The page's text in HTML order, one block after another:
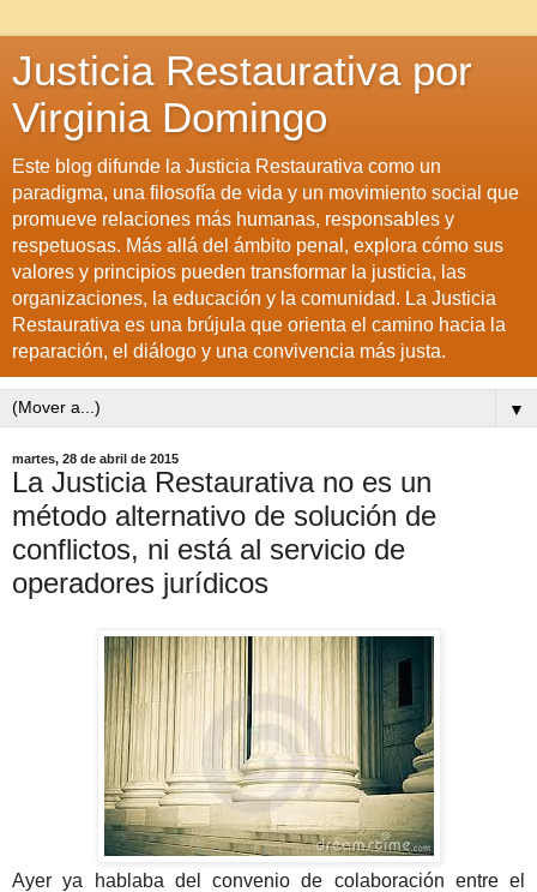
Justicia Restaurativa por
Virginia Domingo
Este blog difunde la Justicia Restaurativa como un
paradigma, una filosofía de vida y un movimiento social que
promueve relaciones más humanas, responsables y
respetuosas. Más allá del ámbito penal, explora cómo sus
valores y principios pueden transformar la justicia, las
organizaciones, la educación y la comunidad. La Justicia
Restaurativa es una brújula que orienta el camino hacia la
reparación, el diálogo y una convivencia más justa.
▼
martes, 28 de abril de 2015
La Justicia Restaurativa no es un
método alternativo de solución de
conflictos, ni está al servicio de
operadores jurídicos
Ayer ya hablaba del convenio de colaboración entre el